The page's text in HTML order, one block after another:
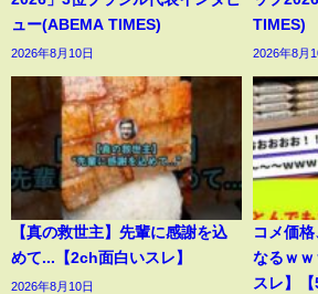
ュー(ABEMA TIMES)
2026年8月10日
TIMES)
2026年8月
【真の救世主】先輩に感謝を込
めて...【2ch面白いスレ】
2026年8月10日
コメ価
なるｗ
スレ】【